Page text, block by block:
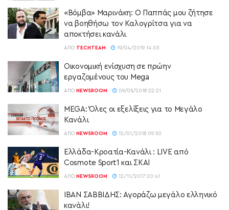
«Βόμβα» Μαρινάκη: O Παππάς μου ζήτησε
να βοηθήσω τον Καλογρίτσα για να
αποκτήσει κανάλι
ΑΠΌ TECHTEAM 19/04/2019 14:03
Οικονομική ενίσχυση σε πρώην
εργαζομένους του Mega
ΑΠΌ NEWSROOM 09/05/2018 22:21
MEGA: Όλες οι εξελίξεις για το Μεγάλο
Κανάλι
ΑΠΌ NEWSROOM 12/01/2018 09:50
Ελλάδα-Κροατία-Κανάλι : LIVE από
Cosmote Sport1 και ΣΚΑΙ
ΑΠΌ NEWSROOM 12/11/2017 20:41
ΙΒΑΝ ΣΑΒΒΙΔΗΣ: Αγοράζω μεγάλο ελληνικό
κανάλι!